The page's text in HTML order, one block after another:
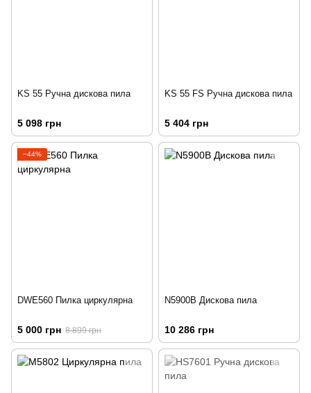
KS 55 Ручна дискова пила
5 098 грн
KS 55 FS Ручна дискова пила
5 404 грн
−44%
DWE560 Пилка циркулярна
5 000 грн 8 899 грн
N5900B Дискова пила
10 286 грн